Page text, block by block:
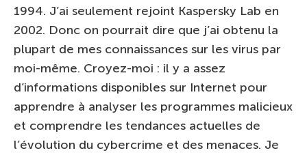
1994. J’ai seulement rejoint Kaspersky Lab en
2002. Donc on pourrait dire que j’ai obtenu la
plupart de mes connaissances sur les virus par
moi-même. Croyez-moi : il y a assez
d’informations disponibles sur Internet pour
apprendre à analyser les programmes malicieux
et comprendre les tendances actuelles de
l’évolution du cybercrime et des menaces. Je